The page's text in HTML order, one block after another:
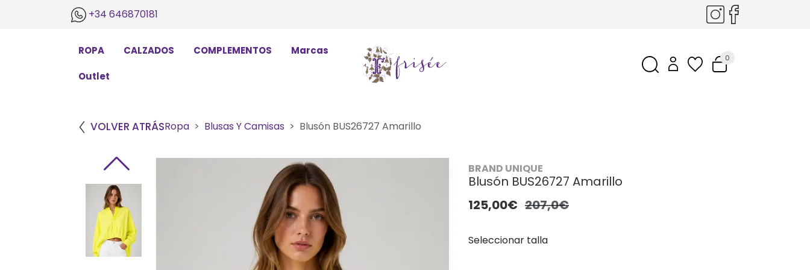
+34 646870181
ROPA CALZADOS COMPLEMENTOS Marcas
Outlet
0
VOLVER ATRÁSRopa Blusas Y Camisas Blusón BUS26727 Amarillo
BRAND UNIQUE
Blusón BUS26727 Amarillo
125,00€ 207,0€
Seleccionar talla